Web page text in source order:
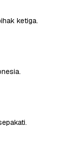
ketiga.